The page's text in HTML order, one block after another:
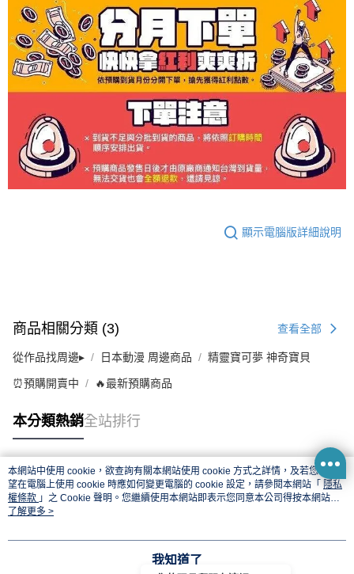
顯示電腦版詳細說明
商品相關分類 (3) 查看全部
從作品找周邊▸ 日本動漫 周邊商品 精靈寶可夢 神奇寶貝
⏰預購開賣中 🔥最新預購商品
本分類熱銷全站排行
熱門標籤
本網站中使用 cookie，欲查詢有關本網站使用 cookie 方式之詳情，及若您不希
望在電腦上使用 cookie 時應如何變更電腦的 cookie 設定，請參閱本網站「 隱私
權條款 」之 Cookie 聲明。您繼續使用本網站即表示您同意本公司得按本網站使
用條款之 Cookie 聲明使用 cookie。
了解更多 >
我知道了